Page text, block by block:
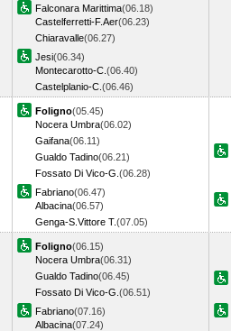
Falconara Marittima(06.18)
Castelferretti-F.Aer(06.23)
Chiaravalle(06.27)
Jesi(06.34)
Montecarotto-C. (06.40)
Castelplanio-C. (06.46)
Foligno(05.45)
Nocera Umbra(06.02)
Gaifana(06.11)
Gualdo Tadino(06.21)
Fossato Di Vico-G. (06.28)
Fabriano(06.47)
Albacina(06.57)
Genga-S.Vittore T.(07.05)
Foligno(06.15)
Nocera Umbra(06.31)
Gualdo Tadino(06.45)
Fossato Di Vico-G. (06.51)
Fabriano(07.16)
Albacina(07.24)